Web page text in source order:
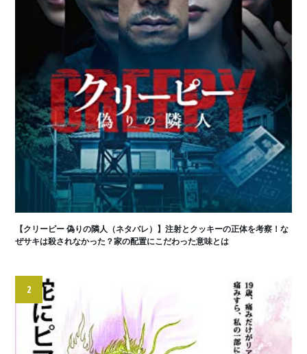
【クリーピー 偽りの隣人（ネタバレ）】注射とクッキーの正体を考察！な
ぜサキは殺されなかった？家の配置にこだわった意味とは
2